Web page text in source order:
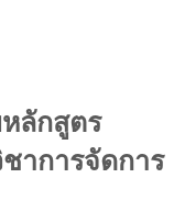
ลักสูตร
าการจัดการ